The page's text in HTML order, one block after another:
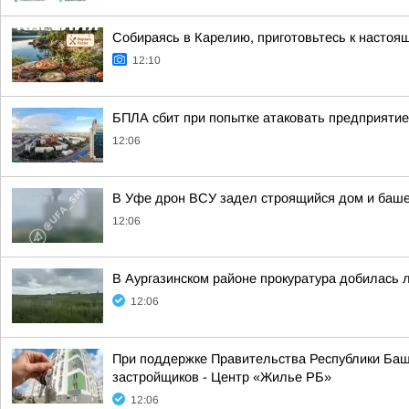
Собираясь в Карелию, приготовьтесь к
12:10
БПЛА сбит при попытке атаковать
12:06
В Уфе дрон ВСУ задел строящийся дом и
12:06
В Аургазинском районе прокуратура добилась
12:06
При поддержке Правительства Республики
застройщиков - Центр «Жилье РБ»
12:06